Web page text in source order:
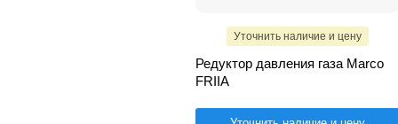
Уточнить наличие и цену
Редуктор давления газа Marco
FRIIA